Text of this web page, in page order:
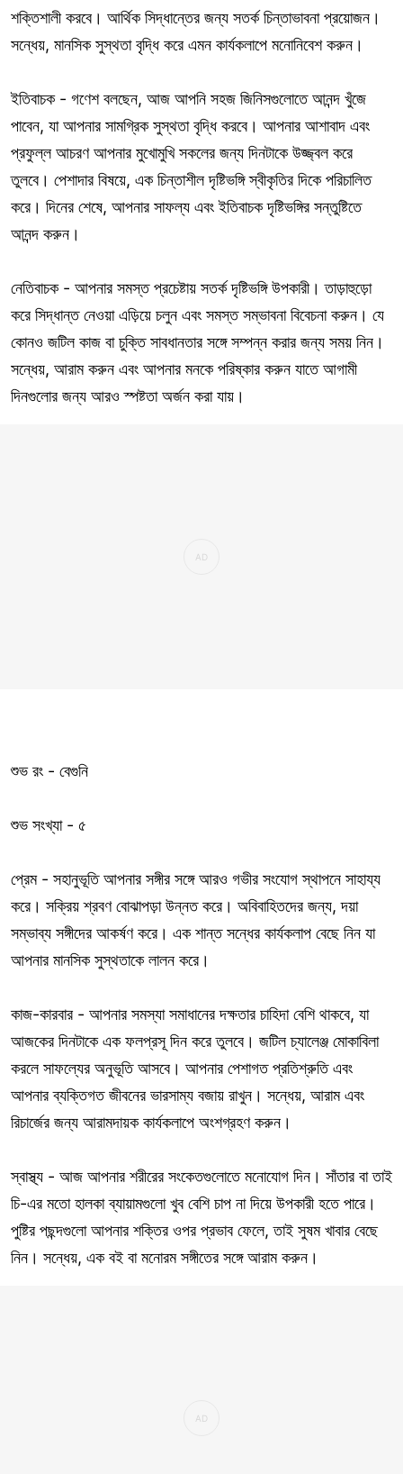
শক্তিশালী করবে। আর্থিক সিদ্ধান্তের জন্য সতর্ক চিন্তাভাবনা প্রয়োজন।
সন্ধেয়, মানসিক সুস্থতা বৃদ্ধি করে এমন কার্যকলাপে মনোনিবেশ করুন।
ইতিবাচক - গণেশ বলছেন, আজ আপনি সহজ জিনিসগুলোতে আনন্দ খুঁজে
পাবেন, যা আপনার সামগ্রিক সুস্থতা বৃদ্ধি করবে। আপনার আশাবাদ এবং
প্রফুল্ল আচরণ আপনার মুখোমুখি সকলের জন্য দিনটাকে উজ্জ্বল করে
তুলবে। পেশাদার বিষয়ে, এক চিন্তাশীল দৃষ্টিভঙ্গি স্বীকৃতির দিকে পরিচালিত
করে। দিনের শেষে, আপনার সাফল্য এবং ইতিবাচক দৃষ্টিভঙ্গির সন্তুষ্টিতে
আনন্দ করুন।
নেতিবাচক - আপনার সমস্ত প্রচেষ্টায় সতর্ক দৃষ্টিভঙ্গি উপকারী। তাড়াহুড়ো
করে সিদ্ধান্ত নেওয়া এড়িয়ে চলুন এবং সমস্ত সম্ভাবনা বিবেচনা করুন। যে
কোনও জটিল কাজ বা চুক্তি সাবধানতার সঙ্গে সম্পন্ন করার জন্য সময় নিন।
সন্ধেয়, আরাম করুন এবং আপনার মনকে পরিষ্কার করুন যাতে আগামী
দিনগুলোর জন্য আরও স্পষ্টতা অর্জন করা যায়।
শুভ রং - বেগুনি
শুভ সংখ্যা - ৫
প্রেম - সহানুভূতি আপনার সঙ্গীর সঙ্গে আরও গভীর সংযোগ স্থাপনে সাহায্য
করে। সক্রিয় শ্রবণ বোঝাপড়া উন্নত করে। অবিবাহিতদের জন্য, দয়া
সম্ভাব্য সঙ্গীদের আকর্ষণ করে। এক শান্ত সন্ধের কার্যকলাপ বেছে নিন যা
আপনার মানসিক সুস্থতাকে লালন করে।
কাজ-কারবার - আপনার সমস্যা সমাধানের দক্ষতার চাহিদা বেশি থাকবে, যা
আজকের দিনটাকে এক ফলপ্রসূ দিন করে তুলবে। জটিল চ্যালেঞ্জ মোকাবিলা
করলে সাফল্যের অনুভূতি আসবে। আপনার পেশাগত প্রতিশ্রুতি এবং
আপনার ব্যক্তিগত জীবনের ভারসাম্য বজায় রাখুন। সন্ধেয়, আরাম এবং
রিচার্জের জন্য আরামদায়ক কার্যকলাপে অংশগ্রহণ করুন।
স্বাস্থ্য - আজ আপনার শরীরের সংকেতগুলোতে মনোযোগ দিন। সাঁতার বা তাই
চি-এর মতো হালকা ব্যায়ামগুলো খুব বেশি চাপ না দিয়ে উপকারী হতে পারে।
পুষ্টির পছন্দগুলো আপনার শক্তির ওপর প্রভাব ফেলে, তাই সুষম খাবার বেছে
নিন। সন্ধেয়, এক বই বা মনোরম সঙ্গীতের সঙ্গে আরাম করুন।